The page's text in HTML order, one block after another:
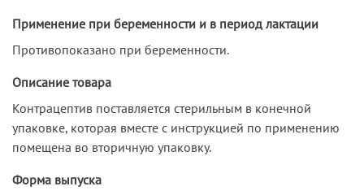
Применение при беременности и в период лактации
Противопоказано при беременности.
Описание товара
Контрацептив поставляется стерильным в конечной
упаковке, которая вместе с инструкцией по применению
помещена во вторичную упаковку.
Форма выпуска